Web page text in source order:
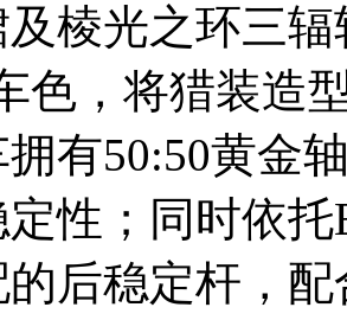
棱光之环三
色，将猎装造
有50:50黄金
性；同时依
后稳定杆，